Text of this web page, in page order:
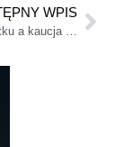
WPIS
Podział majątku a kaucja najmu i wyposażenie